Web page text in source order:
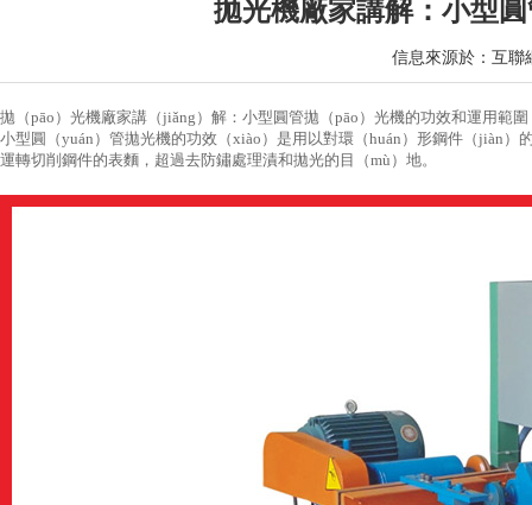
拋光機廠家講解：小型
信息來源於：互聯
拋（pāo）光機廠家講（jiǎng）解：小型圓管拋（pāo）光機的功效和運用範圍
小型圓（yuán）管拋光機的功效（xiào）是用以對環（huán）形鋼件（jiàn
運轉切削鋼件的表麵，超過去防鏽處理漬和拋光的目（mù）地。